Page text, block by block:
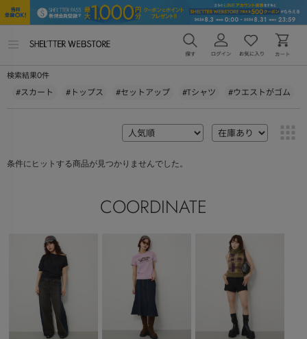
ー
を
検索結果0件
#スカート #トップス #セットアップ #Tシャツ #ウエストがゴム
条件にヒットする商品が見つかりませんでした。
COORDINATE